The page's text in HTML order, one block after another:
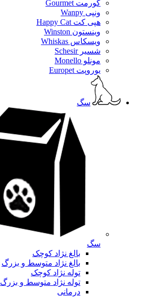
گورمت Gourmet
ونپی Wanpy
هپی کت Happy Cat
وینستون Winston
ویسکاس Whiskas
شسیر Schesir
مونلو Monello
یوروپت Europet
سگ
سگ
بالغ نژاد کوچک
بالغ نژاد متوسط و بزرگ
توله نژاد کوچک
توله نژاد متوسط و بزرگ
درمانی